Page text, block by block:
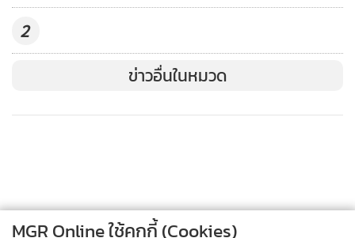
2
ข่าวอื่นในหมวด
MGR Online ใช้คุกกี้ (Cookies)